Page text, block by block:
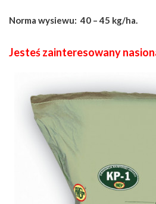
Norma wysiewu: 40 – 45 kg/ha.
Jesteś zainteresowany